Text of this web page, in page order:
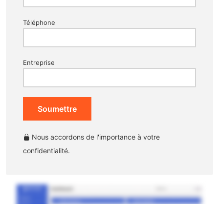
Téléphone
Entreprise
Soumettre
Nous accordons de l'importance à votre
confidentialité.